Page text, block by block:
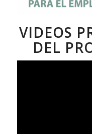
VIDEOS
DEL